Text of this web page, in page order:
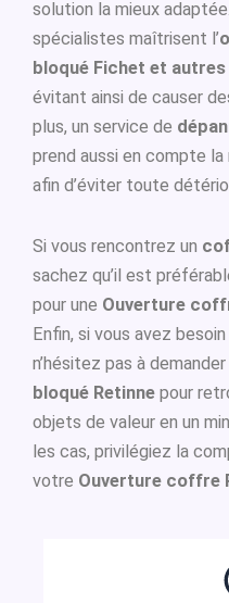
solution la mieux
spécialistes maîtrisent l’
bloqué Fichet et
évitant ainsi de causer
plus, un service de
prend aussi en compte
afin d’éviter toute
Si vous rencontrez un
sachez qu’il est
pour une Ouverture
Enfin, si vous avez
n’hésitez pas à demander
bloqué Retinne pour
objets de valeur en un
les cas, privilégiez la
votre Ouverture coffre